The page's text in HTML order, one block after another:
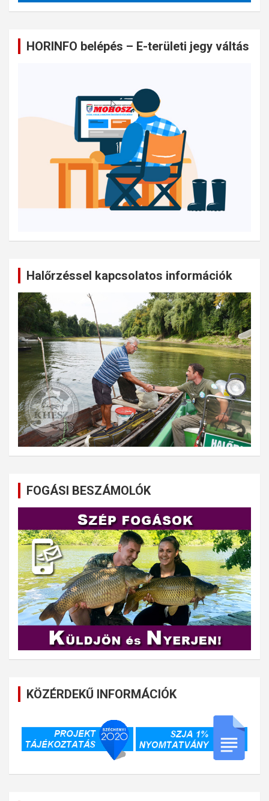
HORINFO belépés – E-területi jegy váltás
Halőrzéssel kapcsolatos információk
FOGÁSI BESZÁMOLÓK
KÖZÉRDEKŰ INFORMÁCIÓK